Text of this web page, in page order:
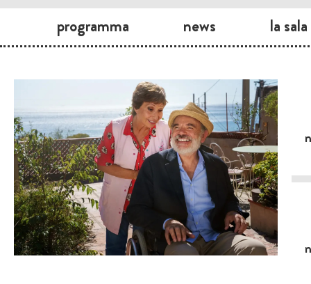
programma news la sala